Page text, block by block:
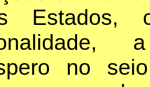
Estados,
no